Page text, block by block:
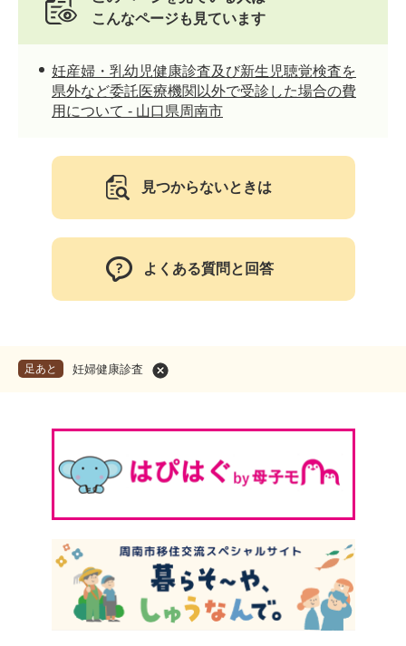
こんなページも見ています
妊産婦・乳幼児健康診査及び新生児聴覚検査を
県外など委託医療機関以外で受診した場合の費
用について - 山口県周南市
見つからないときは
よくある質問と回答
足あと 妊婦健康診査